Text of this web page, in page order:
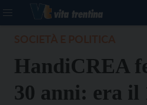
HandiCREA
30 anni: era il